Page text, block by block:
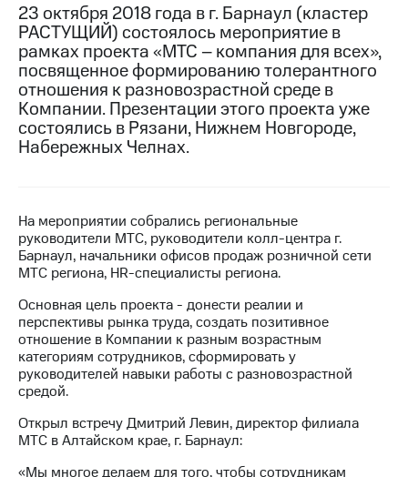
Контакты
Медиа-центр
Пресс-
релизы
МТС
о технологиях
Интервью
Финансовая
отчетность
Контакты
Пригласить
спикера
и акционерам
Корпоративное
управление
Корпоративный
23 октября 2018 года в г. Барнаул (кластер
РАСТУЩИЙ) состоялось мероприятие в
рамках проекта «МТС – компания для всех»,
посвященное формированию толерантного
отношения к разновозрастной среде в
Компании. Презентации этого проекта уже
состоялись в Рязани, Нижнем Новгороде,
Набережных Челнах.
На мероприятии собрались региональные
руководители МТС, руководители колл-центра г.
Барнаул, начальники офисов продаж розничной сети
МТС региона, HR-специалисты региона.
Основная цель проекта - донести реалии и
перспективы рынка труда, создать позитивное
отношение в Компании к разным возрастным
категориям сотрудников, сформировать у
руководителей навыки работы с разновозрастной
средой.
Открыл встречу Дмитрий Левин, директор филиала
МТС в Алтайском крае, г. Барнаул:
«Мы многое делаем для того, чтобы сотрудникам